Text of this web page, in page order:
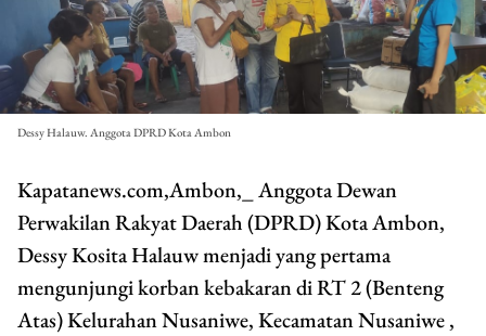
Dessy Halauw. Anggota DPRD Kota Ambon
Kapatanews.com,Ambon,_ Anggota Dewan
Perwakilan Rakyat Daerah (DPRD) Kota Ambon,
Dessy Kosita Halauw menjadi yang pertama
mengunjungi korban kebakaran di RT 2 (Benteng
Atas) Kelurahan Nusaniwe, Kecamatan Nusaniwe ,